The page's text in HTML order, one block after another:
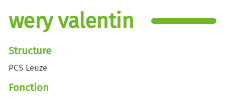
wery valentin
Structure
PCS Leuze
Fonction